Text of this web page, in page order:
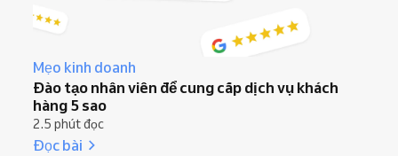
Mẹo kinh doanh
Đào tạo nhân viên để cung cấp dịch vụ khách
hàng 5 sao
2.5 phút đọc
Đọc bài